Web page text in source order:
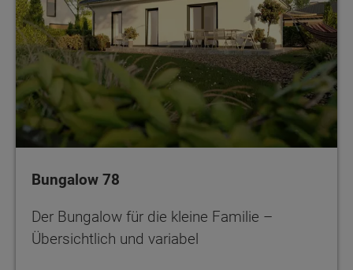
Bungalow 78
Der Bungalow für die kleine Familie –
Übersichtlich und variabel